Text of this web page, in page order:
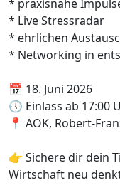
* praxisnahe
* Live Stressradar
* ehrlichen
* Networking in
📅 18. Juni 2026
🕔 Einlass ab 17:00
📍 AOK, Robert-
👉 Sichere dir dein
Wirtschaft neu